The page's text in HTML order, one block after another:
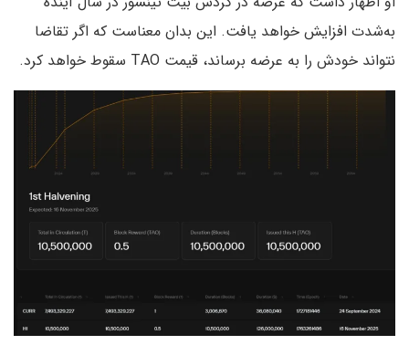
به‌شدت افزایش خواهد یافت. این بدان معناست که اگر تقاضا
نتواند خودش را به عرضه برساند، قیمت TAO سقوط خواهد کرد.